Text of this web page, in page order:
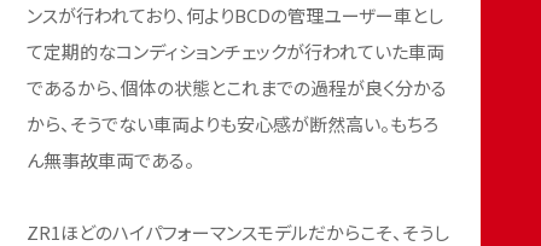
ンスが行われており、何よりBCDの管理ユーザー車とし
て定期的なコンディションチェックが行われていた車両
であるから、個体の状態とこれまでの過程が良く分かる
から、そうでない車両よりも安心感が断然高い。もちろ
ん無事故車両である。
ZR1ほどのハイパフォーマンスモデルだからこそ、そうし